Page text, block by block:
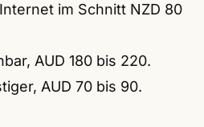
im Schnitt NZD 80
AUD 180 bis 220.
AUD 70 bis 90.